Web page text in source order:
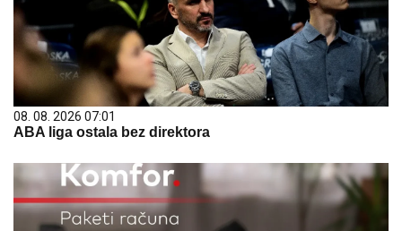
08. 08. 2026 07:01
ABA liga ostala bez direktora